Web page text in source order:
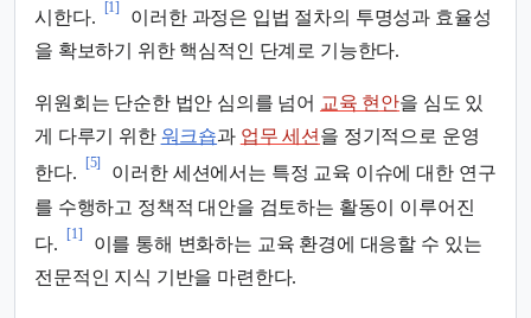
시한다.
[1]
이러한 과정은 입법 절차의 투명성과 효율성
을 확보하기 위한 핵심적인 단계로 기능한다.
위원회는 단순한 법안 심의를 넘어 교육 현안을 심도 있
게 다루기 위한 워크숍과 업무 세션을 정기적으로 운영
한다.
[5]
이러한 세션에서는 특정 교육 이슈에 대한 연구
를 수행하고 정책적 대안을 검토하는 활동이 이루어진
다.
[1]
이를 통해 변화하는 교육 환경에 대응할 수 있는
전문적인 지식 기반을 마련한다.